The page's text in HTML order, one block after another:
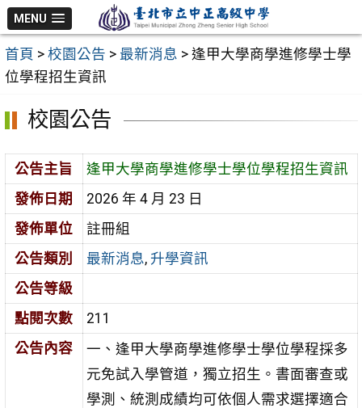
跳
至
主
要
MENU
首頁 > 校園公告 > 最新消息 > 逢甲大學商學進修學士學
位學程招生資訊
校園公告
公告主旨
逢甲大學商學進修學士學位學程招生資訊
發佈日期
2026 年 4 月 23 日
發佈單位
註冊組
公告類別
最新消息, 升學資訊
公告等級
點閱次數
211
公告內容
一、逢甲大學商學進修學士學位學程採多
元免試入學管道，獨立招生。書面審查或
學測、統測成績均可依個人需求選擇適合